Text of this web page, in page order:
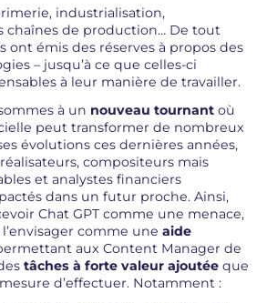
industrialisation,
chaînes de production… De tout
ont émis des réserves à propos des
– jusqu’à ce que celles-ci
à leur manière de travailler.
à un nouveau tournant où
peut transformer de nombreux
évolutions ces dernières années,
compositeurs mais
et analystes financiers
dans un futur proche. Ainsi,
Chat GPT comme une menace,
comme uneaide
aux Content Manager de
tâches à forte valeur ajoutée que
mesure d’effectuer. Notamment :